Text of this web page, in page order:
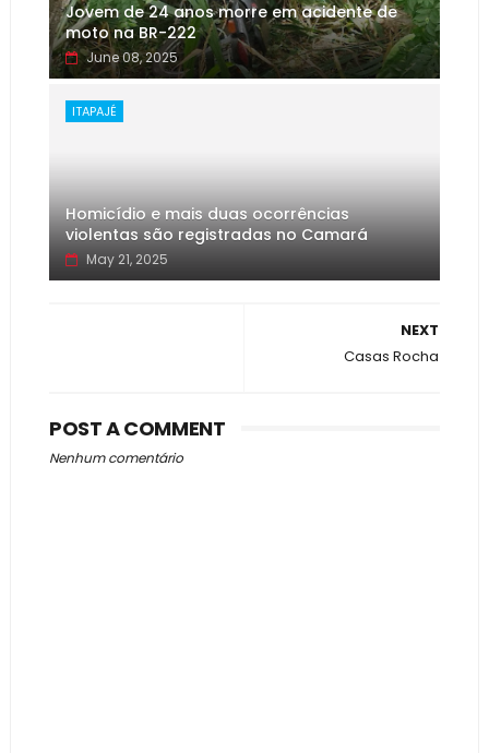
Jovem de 24 anos morre em acidente de
moto na BR-222
June 08, 2025
ITAPAJÉ
Homicídio e mais duas ocorrências
violentas são registradas no Camará
May 21, 2025
NEXT
Casas Rocha
POST A COMMENT
Nenhum comentário